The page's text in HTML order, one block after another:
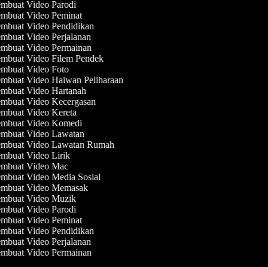
Video Parodi
Video Peminat
Video Pendidikan
Video Perjalanan
Video Permainan
Video Filem Pendek
Video Foto
Video Haiwan Peliharaan
Video Hartanah
Video Kecergasan
Video Kereta
Video Komedi
Video Lawatan
Video Lawatan Rumah
Video Lirik
Video Mac
Video Media Sosial
Video Memasak
Video Muzik
Video Parodi
Video Peminat
Video Pendidikan
Video Perjalanan
Video Permainan